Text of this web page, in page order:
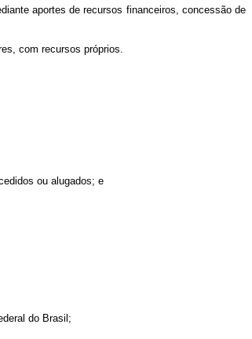
aportes de recursos financeiros, concessão de
com recursos próprios.
ou alugados; e
do Brasil;